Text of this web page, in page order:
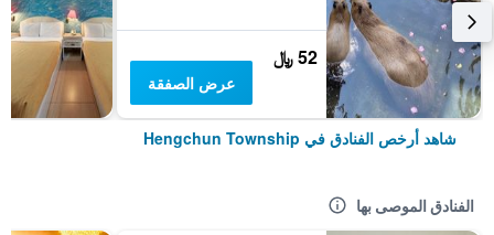
52 ﷼
عرض الصفقة
شاهد أرخص الفنادق في Hengchun Township
الفنادق الموصى بها